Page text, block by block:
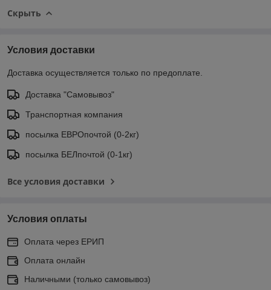
Скрыть
Условия доставки
Доставка осуществляется только по предоплате.
Доставка "Самовывоз"
Транспортная компания
посылка ЕВРОпочтой (0-2кг)
посылка БЕЛпочтой (0-1кг)
Все условия доставки
Условия оплаты
Оплата через ЕРИП
Оплата онлайн
Наличными (только самовывоз)